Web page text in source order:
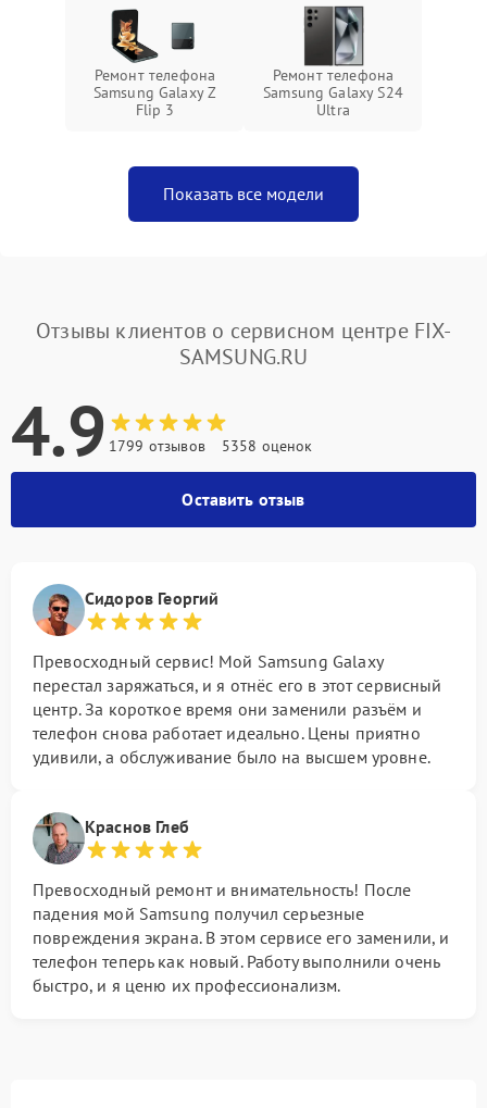
Ремонт телефона
Samsung Galaxy Z
Flip 3
Ремонт телефона
Samsung Galaxy S24
Ultra
Показать все модели
Отзывы клиентов о сервисном центре FIX-
SAMSUNG.RU
4.9 1799 отзывов 5358 оценок
Оставить отзыв
Сидоров Георгий
Превосходный сервис! Мой Samsung Galaxy
перестал заряжаться, и я отнёс его в этот сервисный
центр. За короткое время они заменили разъём и
телефон снова работает идеально. Цены приятно
удивили, а обслуживание было на высшем уровне.
Краснов Глеб
Превосходный ремонт и внимательность! После
падения мой Samsung получил серьезные
повреждения экрана. В этом сервисе его заменили, и
телефон теперь как новый. Работу выполнили очень
быстро, и я ценю их профессионализм.